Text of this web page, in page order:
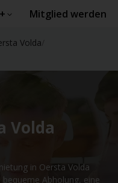
Mitglied werden
Volda
Volda
in Oersta Volda
Abholung, eine